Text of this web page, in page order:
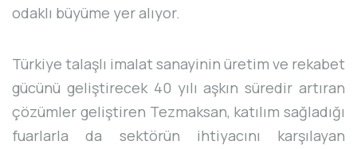
odaklı büyüme yer alıyor.
Türkiye talaşlı imalat sanayinin üretim ve rekabet
gücünü geliştirecek 40 yılı aşkın süredir artıran
çözümler geliştiren Tezmaksan, katılım sağladığı
fuarlarla da sektörün ihtiyacını karşılayan